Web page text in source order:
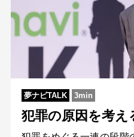
夢ナビTALK 3min
犯罪の原因を考え